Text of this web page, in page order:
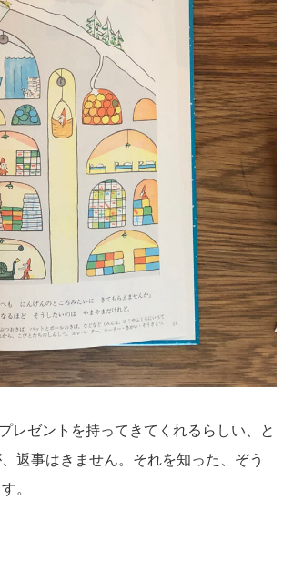
レゼントを持ってきてくれるらしい、と
返事はきません。それを知った、ぞう
。